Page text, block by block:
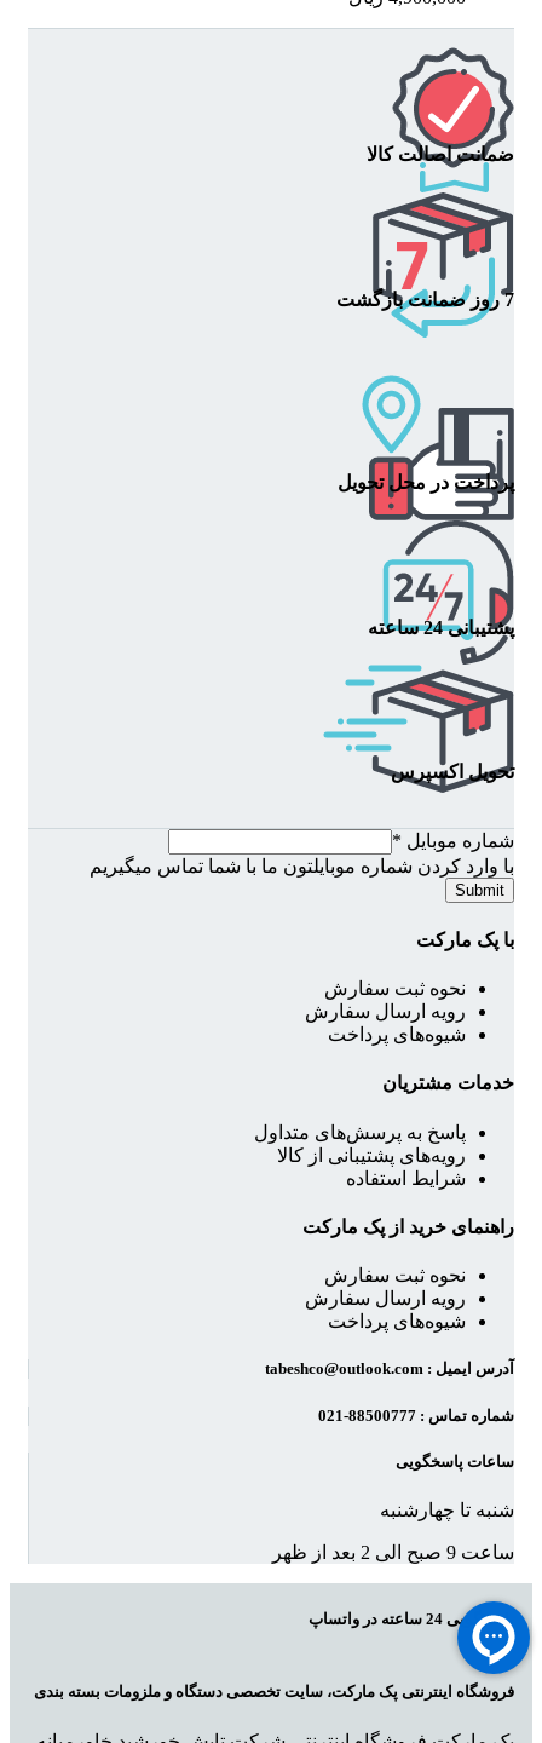
ضمانت اصالت کالا
7 روز ضمانت بازگشت
پرداخت در محل تحویل
پشتیبانی 24 ساعته
تحویل اکسپرس
شماره موبایل *
با وارد کردن شماره موبایلتون ما با شما تماس میگیریم
Submit
با پک مارکت
نحوه ثبت سفارش
رویه ارسال سفارش
شیوه‌های پرداخت
خدمات مشتریان
پاسخ به پرسش‌های متداول
رویه‌های پشتیبانی از کالا
شرایط استفاده
راهنمای خرید از پک مارکت
نحوه ثبت سفارش
رویه ارسال سفارش
شیوه‌های پرداخت
آدرس ایمیل : tabeshco@outlook.com
شماره تماس : 88500777-021
ساعات پاسخگویی
شنبه تا چهارشنبه
ساعت 9 صبح الی 2 بعد از ظهر
پاسخگویی 24 ساعته در واتساپ
فروشگاه اینترنتی پک مارکت، سایت تخصصی دستگاه و ملزومات بسته بندی